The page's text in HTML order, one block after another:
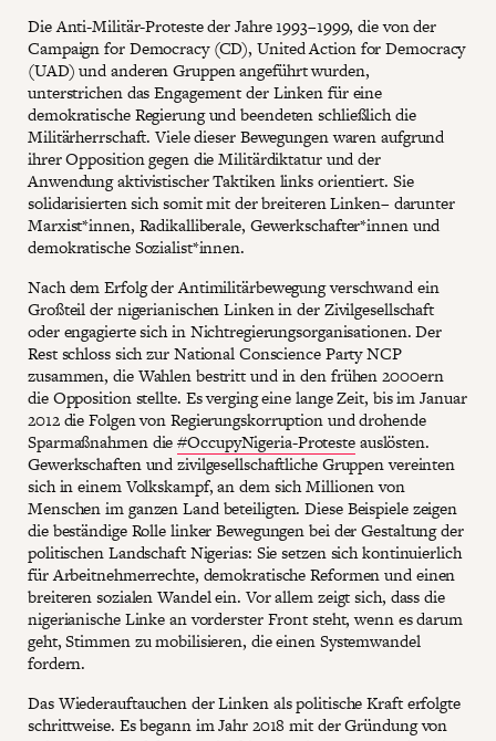
Die Anti-Militär-Proteste der Jahre 1993–1999, die von der
Campaign for Democracy (CD), United Action for Democracy
(UAD) und anderen Gruppen angeführt wurden,
unterstrichen das Engagement der Linken für eine
demokratische Regierung und beendeten schließlich die
Militärherrschaft. Viele dieser Bewegungen waren aufgrund
ihrer Opposition gegen die Militärdiktatur und der
Anwendung aktivistischer Taktiken links orientiert. Sie
solidarisierten sich somit mit der breiteren Linken– darunter
Marxist*innen, Radikalliberale, Gewerkschafter*innen und
demokratische Sozialist*innen.
Nach dem Erfolg der Antimilitärbewegung verschwand ein
Großteil der nigerianischen Linken in der Zivilgesellschaft
oder engagierte sich in Nichtregierungsorganisationen. Der
Rest schloss sich zur National Conscience Party NCP
zusammen, die Wahlen bestritt und in den frühen 2000ern
die Opposition stellte. Es verging eine lange Zeit, bis im Januar
2012 die Folgen von Regierungskorruption und drohende
Sparmaßnahmen die#OccupyNigeria-Protesteauslösten.
Gewerkschaften und zivilgesellschaftliche Gruppen vereinten
sich in einem Volkskampf, an dem sich Millionen von
Menschen im ganzen Land beteiligten. Diese Beispiele zeigen
die beständige Rolle linker Bewegungen bei der Gestaltung der
politischen Landschaft Nigerias: Sie setzen sich kontinuierlich
für Arbeitnehmerrechte, demokratische Reformen und einen
breiteren sozialen Wandel ein. Vor allem zeigt sich, dass die
nigerianische Linke an vorderster Front steht, wenn es darum
geht, Stimmen zu mobilisieren, die einen Systemwandel
fordern.
Das Wiederauftauchen der Linken als politische Kraft erfolgte
schrittweise. Es begann im Jahr 2018 mit der Gründung von